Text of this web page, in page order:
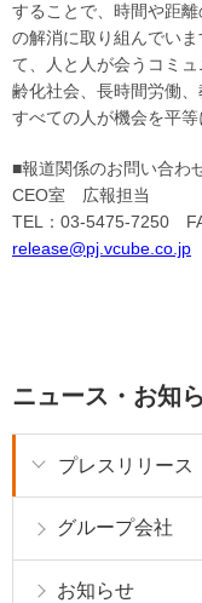
することで、時間や距
の解消に取り組んでい
て、人と人が会うコミ
齢化社会、長時間労働
すべての人が機会を平等
■報道関係のお問い合
CEO室 広報担当
TEL：03-5475-7250
release@pj.vcube.co.jp
ニュース・お知
プレスリリース
グループ会社
お知らせ